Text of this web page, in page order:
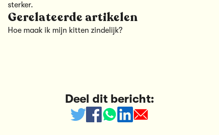
sterker.
Gerelateerde artikelen
Hoe maak ik mijn kitten zindelijk?
Deel dit bericht: